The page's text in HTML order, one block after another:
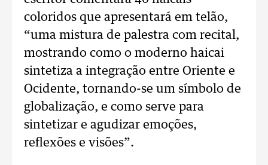
coloridos que apresentará em telão,
“uma mistura de palestra com recital,
mostrando como o moderno haicai
sintetiza a integração entre Oriente e
Ocidente, tornando-se um símbolo de
globalização, e como serve para
sintetizar e agudizar emoções,
reflexões e visões”.